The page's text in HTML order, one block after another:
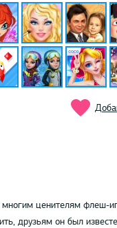
ценителям флеш-
друзьям он был